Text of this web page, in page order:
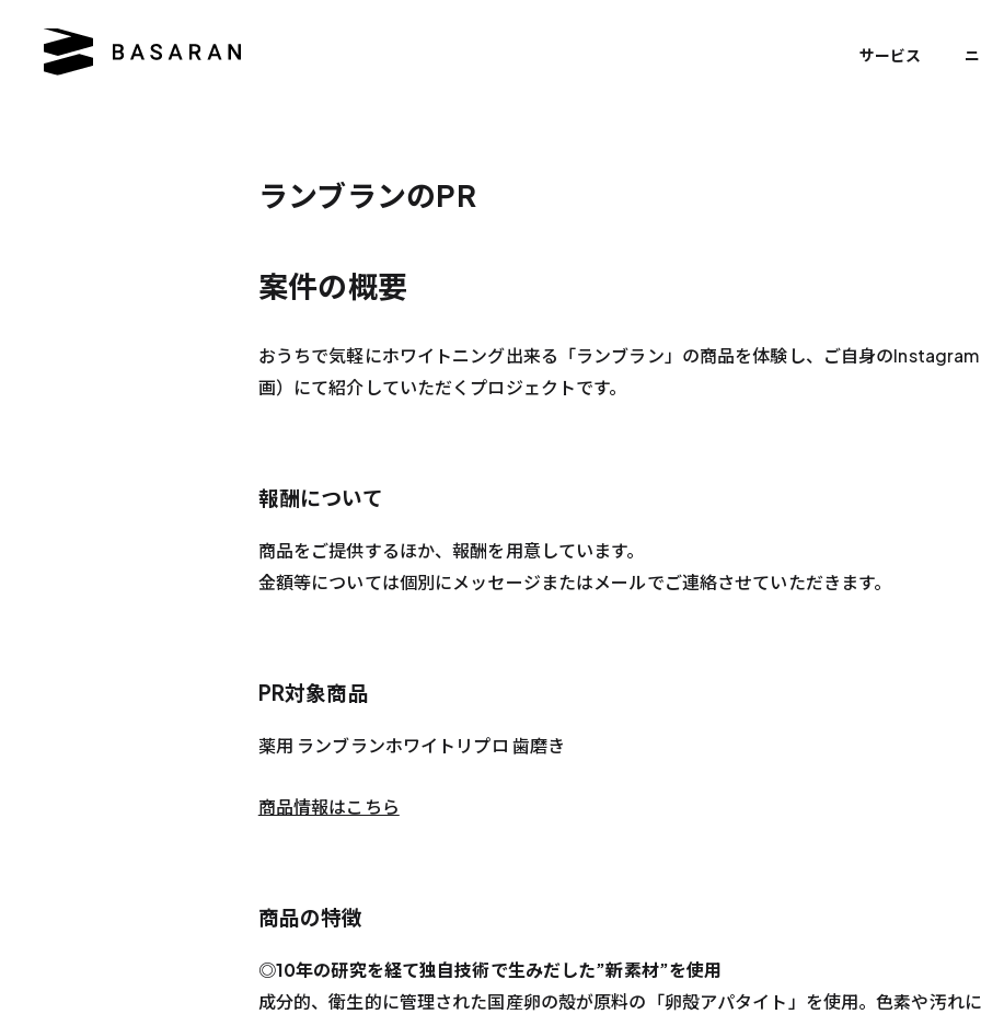
サービス
ランブランのPR
案件の概要
おうちで気軽にホワイトニング出来る「ランブラン」の商品を体験し、ご自身の
画）にて紹介していただくプロジェクトです。
報酬について
商品をご提供するほか、報酬を用意しています。
金額等については個別にメッセージまたはメールでご連絡させていただきます。
PR対象商品
薬用 ランブランホワイトリプロ 歯磨き
商品情報はこちら
商品の特徴
◎10年の研究を経て独自技術で生みだした”新素材”を使用
成分的、衛生的に管理された国産卵の殻が原料の「卵殻アパタイト」を使用。色素や汚れ